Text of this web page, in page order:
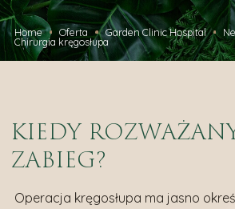
Home Oferta Garden Clinic Hospital
Chirurgia kręgosłupa
KIEDY
ZABIEG?
Operacja kręgosłupa ma jasno